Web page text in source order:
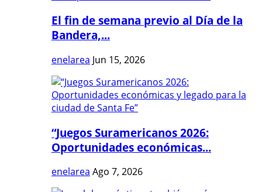
El fin de semana previo al Día de la
Bandera,...
enelarea Jun 15, 2026
“Juegos Suramericanos 2026:
Oportunidades económicas...
enelarea Ago 7, 2026